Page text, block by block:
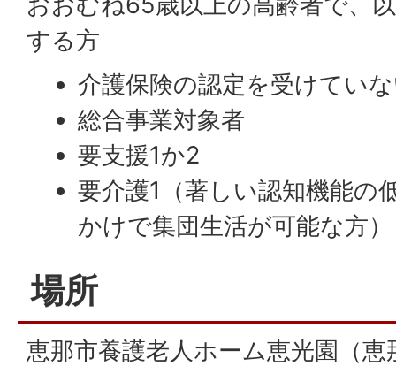
する方
介護保険の認定を受けてい
総合事業対象者
要支援1か2
要介護1（著しい認知機能の
かけで集団生活が可能な方）
場所
恵那市養護老人ホーム恵光園（